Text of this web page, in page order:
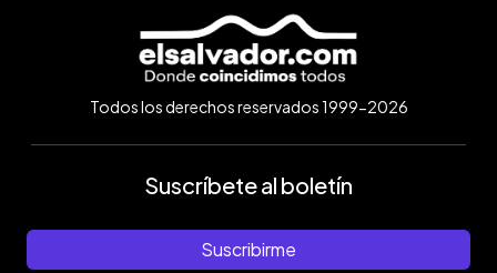
Todos los derechos reservados 1999-2026
Suscríbete al boletín
Suscribirme